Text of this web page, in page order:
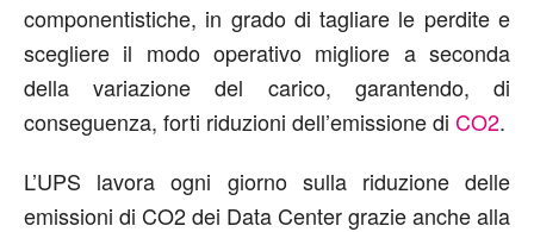
componentistiche, in grado di tagliare le perdite e
scegliere il modo operativo migliore a seconda
della variazione del carico, garantendo, di
conseguenza, forti riduzioni dell’emissione di CO2.
L’UPS lavora ogni giorno sulla riduzione delle
emissioni di CO2 dei Data Center grazie anche alla